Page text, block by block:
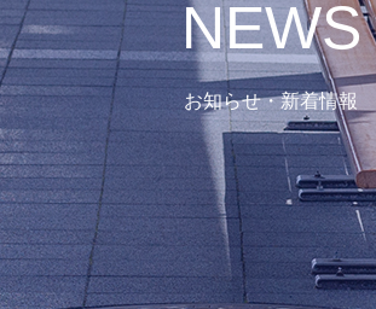
NEWS
お知らせ・新着情報